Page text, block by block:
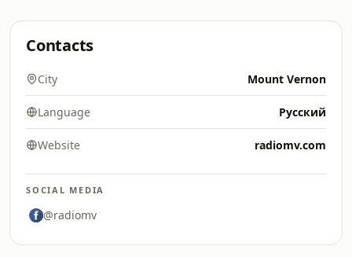
Contacts
City Mount Vernon
Language Русский
Website radiomv.com
SOCIAL MEDIA
@radiomv